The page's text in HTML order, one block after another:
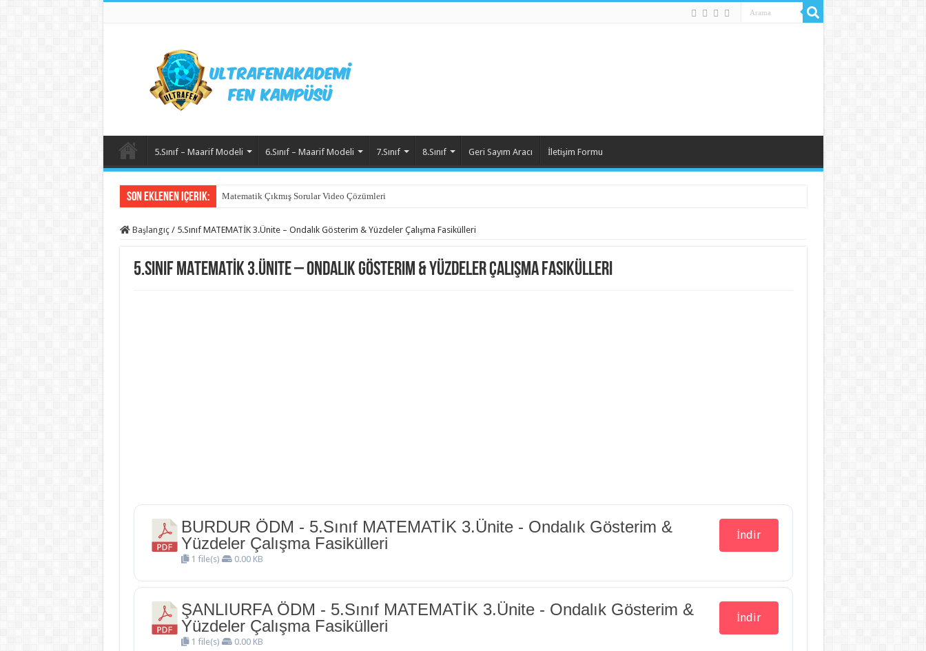
5.Sınıf – Maarif Modeli 6.Sınıf – Maarif Modeli 7.Sınıf 8.Sınıf Geri Sayım Aracı İletişim Formu
Son Eklenen içerik: Matematik Çıkmış Sorular Video Çözümleri
Başlangıç / 5.Sınıf MATEMATİK 3.Ünite – Ondalık Gösterim & Yüzdeler Çalışma Fasikülleri
5.Sınıf MATEMATİK 3.Ünite – Ondalık Gösterim & Yüzdeler Çalışma Fasikülleri
BURDUR ÖDM - 5.Sınıf MATEMATİK 3.Ünite - Ondalık Gösterim &
Yüzdeler Çalışma Fasikülleri
1 file(s) 0.00 KB
İndir
ŞANLIURFA ÖDM - 5.Sınıf MATEMATİK 3.Ünite - Ondalık Gösterim &
Yüzdeler Çalışma Fasikülleri
1 file(s) 0.00 KB
İndir